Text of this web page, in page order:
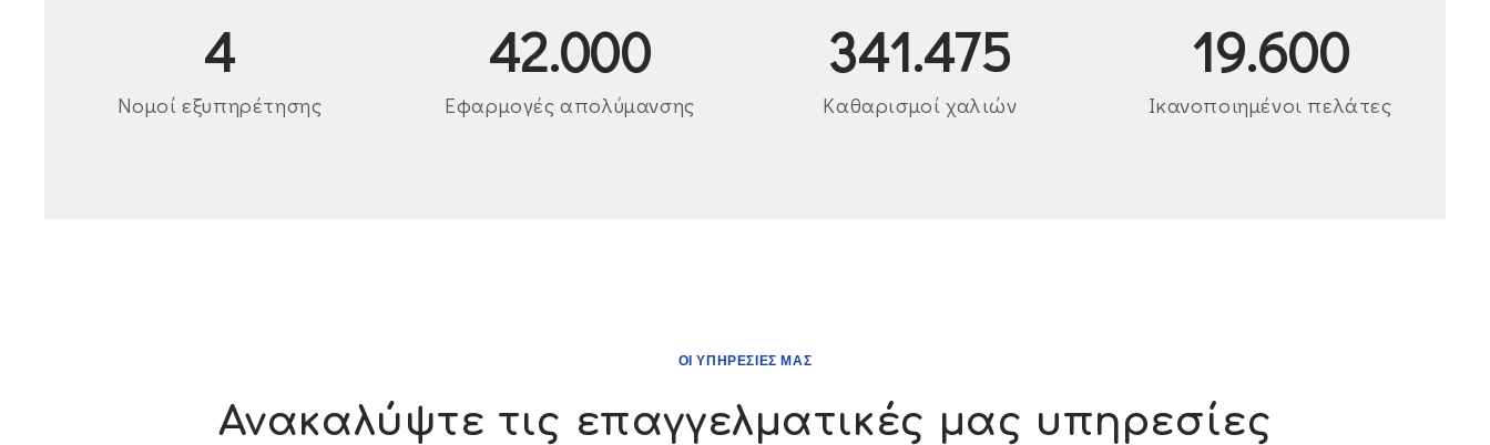
Νομοί εξυπηρέτησης
4
Εφαρμογές απολύμανσης
42.000
Καθαρισμοί χαλιών
450.000
Ικανοποιημένοι πελάτες
19.600
ΟΙ ΥΠΗΡΕΣΊΕΣ ΜΑΣ
Ανακαλύψτε τις επαγγελματικές μας υπηρεσίες